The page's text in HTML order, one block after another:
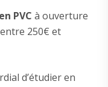
PVC à ouverture
250€ et
d’étudier en